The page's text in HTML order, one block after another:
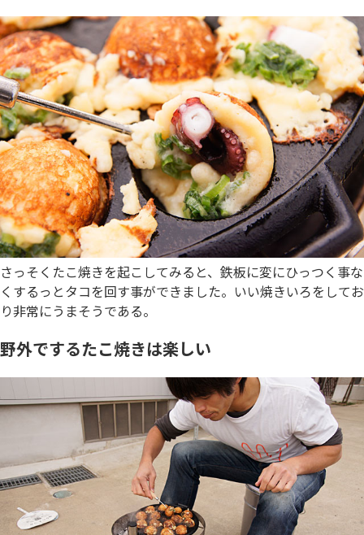
さっそくたこ焼きを起こしてみると、鉄板に変にひっつく事な
くするっとタコを回す事ができました。いい焼きいろをしてお
り非常にうまそうである。
野外でするたこ焼きは楽しい